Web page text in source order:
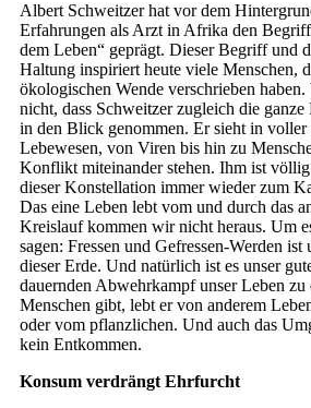
Albert Schweitzer hat vor dem
Erfahrungen als Arzt in Afrika den
dem Leben“ geprägt. Dieser Begriff und
Haltung inspiriert heute viele Menschen,
ökologischen Wende verschrieben
nicht, dass Schweitzer zugleich die
in den Blick genommen. Er sieht in voller
Lebewesen, von Viren bis hin zu
Konflikt miteinander stehen. Ihm ist völlig
dieser Konstellation immer wieder zum
Das eine Leben lebt vom und durch das
Kreislauf kommen wir nicht heraus. Um
sagen: Fressen und Gefressen-Werden ist
dieser Erde. Und natürlich ist es unser
dauernden Abwehrkampf unser Leben zu
Menschen gibt, lebt er von anderem
oder vom pflanzlichen. Und auch das
kein Entkommen.
Konsum verdrängt Ehrfurcht